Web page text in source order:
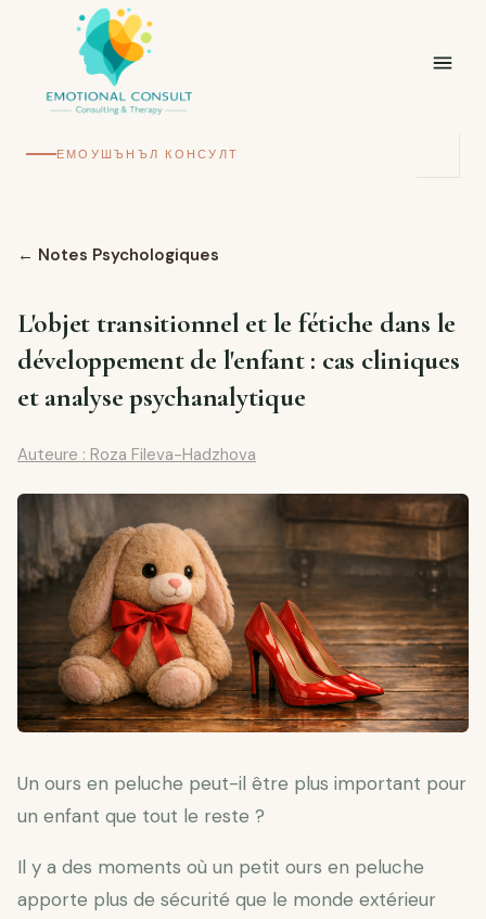
ЕМОУШЪНЪЛ КОНСУЛТ
← Notes Psychologiques
L'objet transitionnel et le fétiche dans le
développement de l'enfant : cas cliniques
et analyse psychanalytique
Auteure : Roza Fileva-Hadzhova
Un ours en peluche peut-il être plus important pour
un enfant que tout le reste ?
Il y a des moments où un petit ours en peluche
apporte plus de sécurité que le monde extérieur